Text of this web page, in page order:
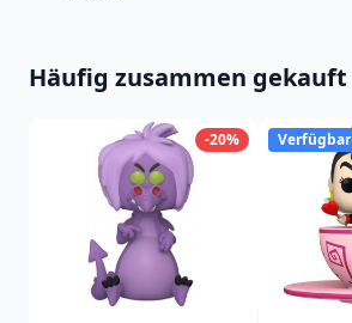
Häufig zusammen gekauft
-20% Verfügbar